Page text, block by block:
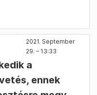
2021. September
29. – 13:33
a
ennek